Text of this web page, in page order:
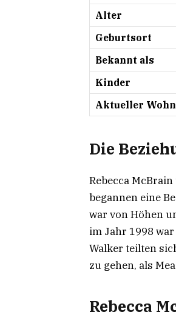
Alter
Geburtsort
Bekannt als
Kinder
Aktueller
Die
Rebecca
begannen eine
war von Höhen
im Jahr 1998
Walker teilten
zu gehen, als
Rebecca